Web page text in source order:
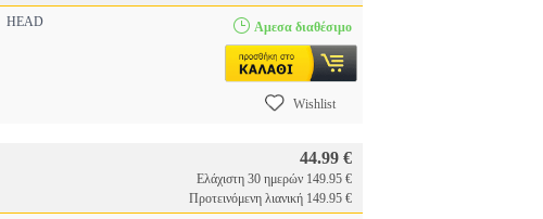
HEAD Αμεσα διαθέσιμο
Wishlist
44.99 €
Ελάχιστη 30 ημερών 149.95 €
Προτεινόμενη λιανική 149.95 €